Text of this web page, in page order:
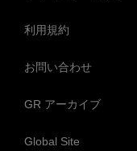
利用規約
お問い合わせ
GR アーカイブ
Global Site